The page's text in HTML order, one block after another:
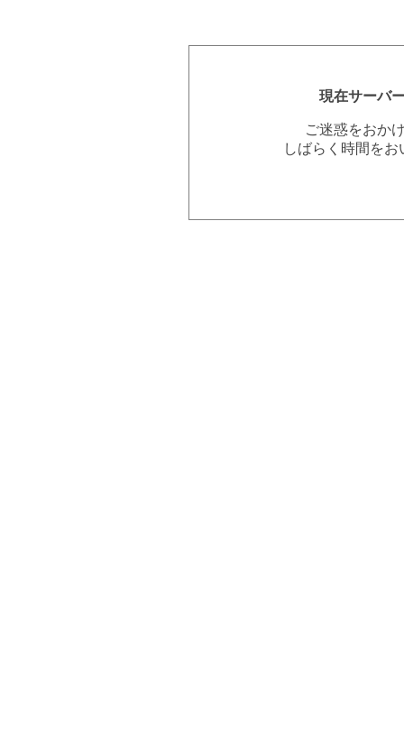
現在サーバ
ご迷惑をおか
しばらく時間を